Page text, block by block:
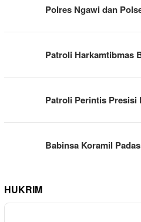
Polres Ngawi dan
Patroli Harkamtibmas
Patroli Perintis
Babinsa Koramil
HUKRIM